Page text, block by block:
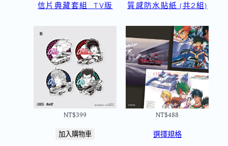
信片典藏套組_TV版
質感防水貼紙 (共2組)
NT$399
加入購物車
NT$488
選擇規格